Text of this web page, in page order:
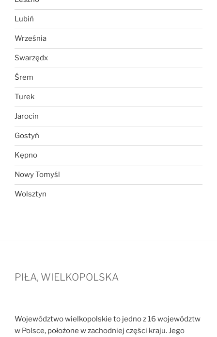
Lubiń
Września
Swarzędx
Śrem
Turek
Jarocin
Gostyń
Kępno
Nowy Tomyśl
Wolsztyn
PIŁA, WIELKOPOLSKA
Województwo wielkopolskie to jedno z 16 województw
w Polsce, położone w zachodniej części kraju. Jego